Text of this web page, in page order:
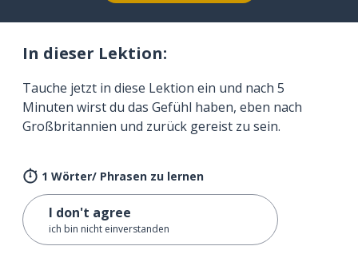
In dieser Lektion:
Tauche jetzt in diese Lektion ein und nach 5
Minuten wirst du das Gefühl haben, eben nach
Großbritannien und zurück gereist zu sein.
1 Wörter/ Phrasen zu lernen
I don't agree
ich bin nicht einverstanden